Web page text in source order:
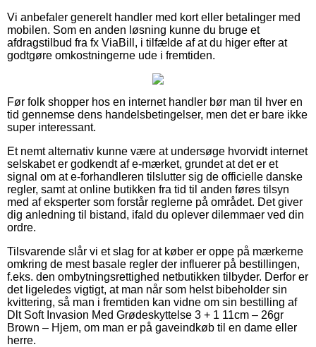
Vi anbefaler generelt handler med kort eller betalinger med
mobilen. Som en anden løsning kunne du bruge et
afdragstilbud fra fx ViaBill, i tilfælde af at du higer efter at
godtgøre omkostningerne ude i fremtiden.
Før folk shopper hos en internet handler bør man til hver en
tid gennemse dens handelsbetingelser, men det er bare ikke
super interessant.
Et nemt alternativ kunne være at undersøge hvorvidt internet
selskabet er godkendt af e-mærket, grundet at det er et
signal om at e-forhandleren tilslutter sig de officielle danske
regler, samt at online butikken fra tid til anden føres tilsyn
med af eksperter som forstår reglerne på området. Det giver
dig anledning til bistand, ifald du oplever dilemmaer ved din
ordre.
Tilsvarende slår vi et slag for at køber er oppe på mærkerne
omkring de mest basale regler der influerer på bestillingen,
f.eks. den ombytningsrettighed netbutikken tilbyder. Derfor er
det ligeledes vigtigt, at man når som helst bibeholder sin
kvittering, så man i fremtiden kan vidne om sin bestilling af
Dlt Soft Invasion Med Grødeskyttelse 3 + 1 11cm – 26gr
Brown – Hjem, om man er på gaveindkøb til en dame eller
herre.